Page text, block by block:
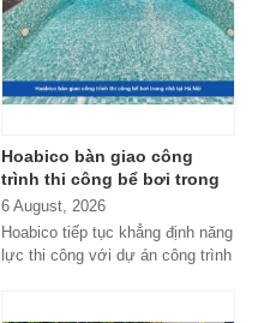
Hoabico bàn giao công
trình thi công bể bơi trong
nhà tại Hà Nội
6 August, 2026
Hoabico tiếp tục khẳng định năng
lực thi công với dự án công trình